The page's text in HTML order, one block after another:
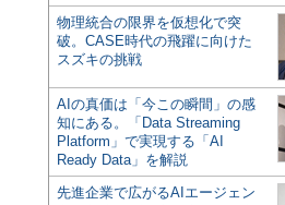
物理統合の限界を仮想化で突
破。CASE時代の飛躍に向けた
スズキの挑戦
AIの真価は「今この瞬間」の感
知にある。「Data Streaming
Platform」で実現する「AI
Ready Data」を解説
先進企業で広がるAIエージェン